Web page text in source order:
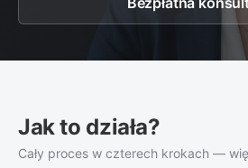
Jak to działa?
Cały proces w czterech krokach —